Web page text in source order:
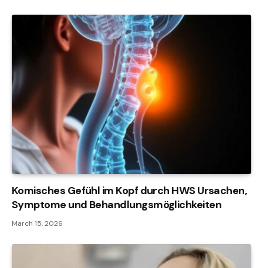
Komisches Gefühl im Kopf durch HWS Ursachen,
Symptome und Behandlungsmöglichkeiten
March 15, 2026